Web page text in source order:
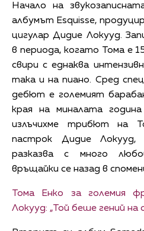
Начало на
албумът Esquisse,
цигулар Дидие Локууд.
в периода, когато Тома е
свири с еднаква
така и на пиано. Сред
дебют е големият
края на миналата
излъчихме трибют на
пастрок Дидие
разказва с много
връщайки се назад в
Тома Енко за големия
Локууд: „Той беше гений на